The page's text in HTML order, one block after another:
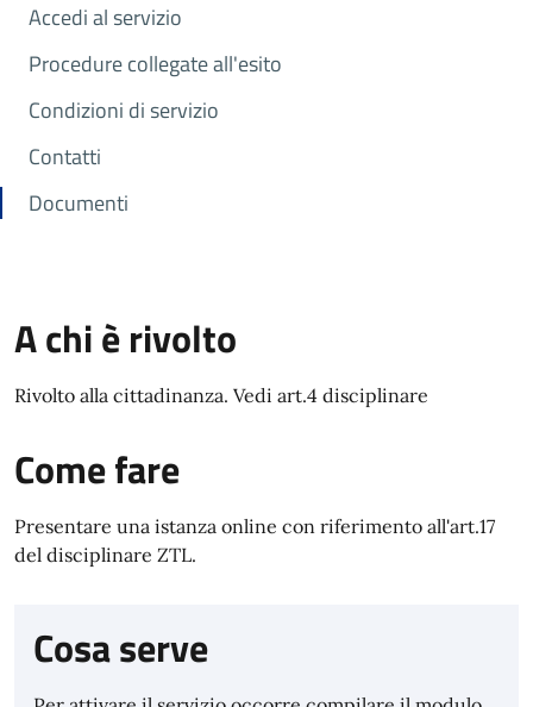
Accedi al servizio
Procedure collegate all'esito
Condizioni di servizio
Contatti
Documenti
A chi è rivolto
Rivolto alla cittadinanza. Vedi art.4 disciplinare
Come fare
Presentare una istanza online con riferimento all'art.17
del disciplinare ZTL.
Cosa serve